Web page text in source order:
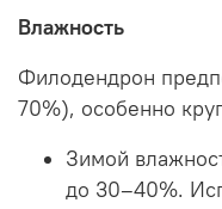
Влажность
Филодендрон
70%), особенно
Зимой
до 30–40%.